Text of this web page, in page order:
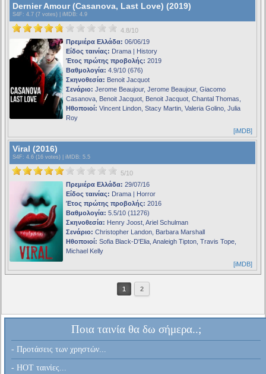
Dernier Amour (Casanova, Last Love) (2019)
S4F : 4.7 (7 votes) | iMDB: 4.9
4.8/10
Πρεμιέρα Ελλάδα: 06/06/19
Είδος ταινίας: Drama | History
Έτος πρώτης προβολής: 2019
Βαθμολογία: 4.9/10 (676)
Σκηνοθεσία: Benoit Jacquot
Σενάριο: Jerome Beaujour, Jerome Beaujour, Giacomo
Casanova, Benoit Jacquot, Benoit Jacquot, Chantal Thomas,
Ηθοποιοί: Vincent Lindon, Stacy Martin, Valeria Golino, Julia
Roy
[iMDB]
Viral (2016)
S4F : 4.6 (16 votes) | iMDB: 5.5
5/10
Πρεμιέρα Ελλάδα: 29/07/16
Είδος ταινίας: Drama | Horror
Έτος πρώτης προβολής: 2016
Βαθμολογία: 5.5/10 (11276)
Σκηνοθεσία: Henry Joost, Ariel Schulman
Σενάριο: Christopher Landon, Barbara Marshall
Ηθοποιοί: Sofia Black-D'Elia, Analeigh Tipton, Travis Tope,
Michael Kelly
[iMDB]
1 2
Ποια ταινία θα δω σήμερα..;
- Προτάσεις των χρηστών...
- HOT ταινίες...